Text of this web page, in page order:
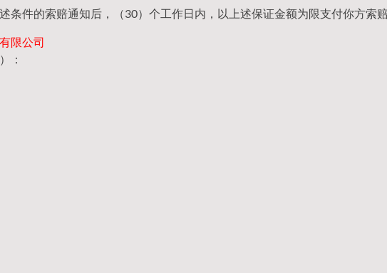
条件的索赔通知后，（30）个工作日内，以上述保证金额为限支付你方索赔
限公司
：